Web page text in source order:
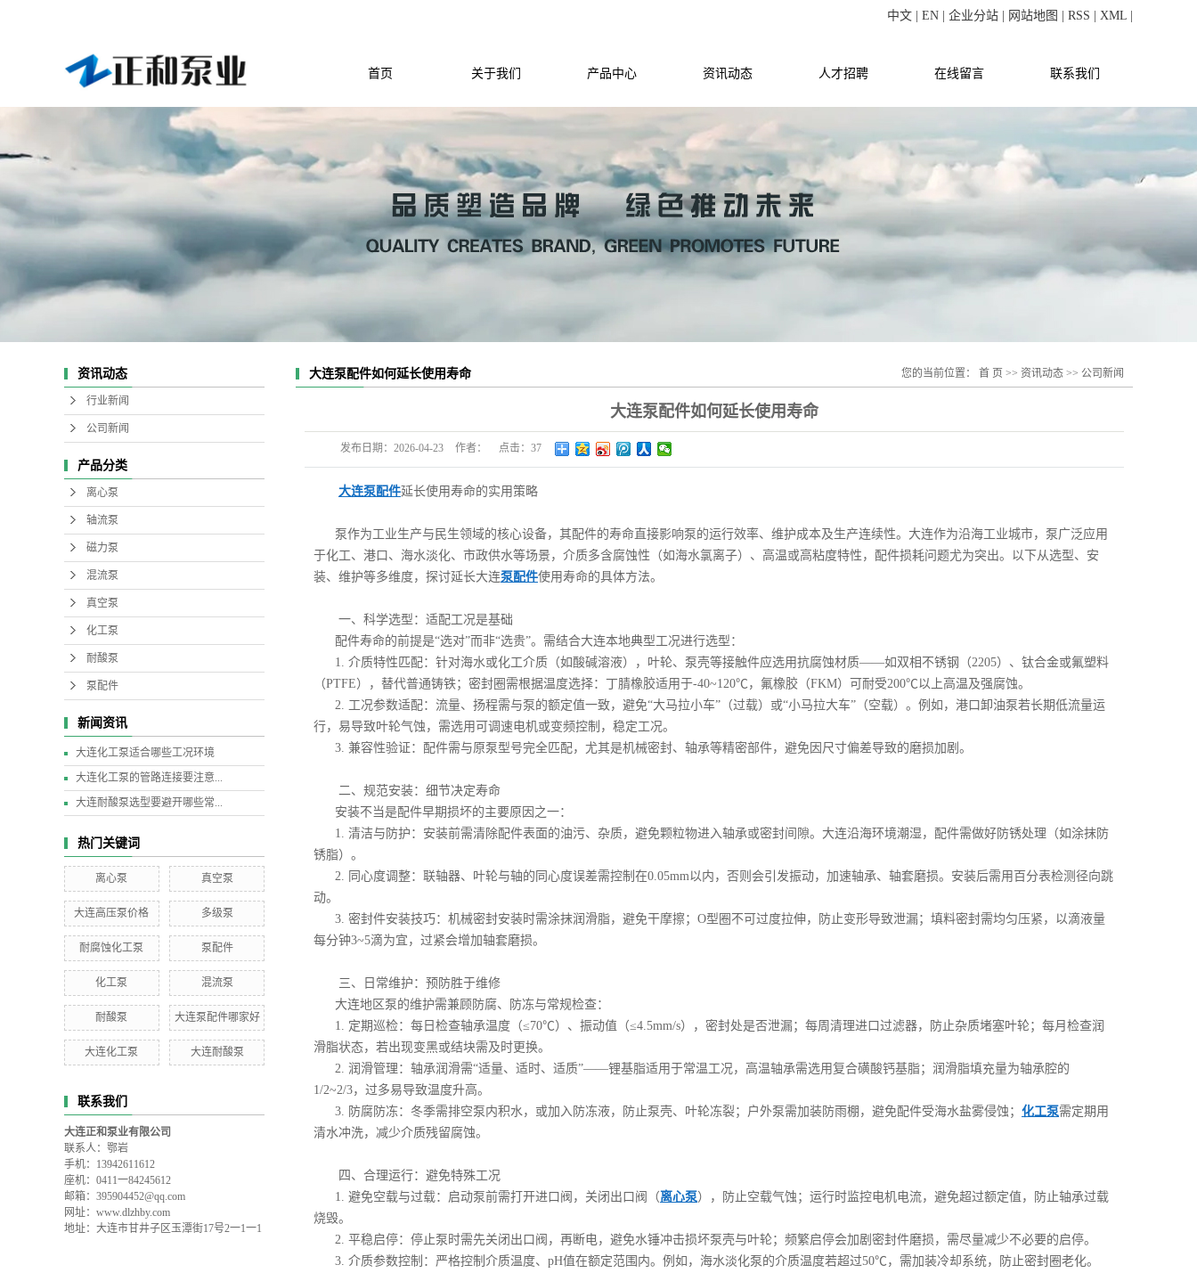
中文 EN 企业分站 网站地图 RSS XML
首页 关于我们 产品中心 资讯动态 人才招聘 在线留言 联系我们
资讯动态
行业新闻
公司新闻
产品分类
离心泵
轴流泵
磁力泵
混流泵
真空泵
化工泵
耐酸泵
泵配件
新闻资讯
大连化工泵适合哪些工况环境
大连化工泵的管路连接要注意...
大连耐酸泵选型要避开哪些常...
热门关键词
离心泵 真空泵
大连高压泵价格 多级泵
耐腐蚀化工泵 泵配件
化工泵 混流泵
耐酸泵 大连泵配件哪家好
大连化工泵 大连耐酸泵
联系我们
大连正和泵业有限公司
联系人：鄂岩
手机：13942611612
座机：0411一84245612
邮箱：395904452@qq.com
网址：www.dlzhby.com
地址：大连市甘井子区玉潭街17号2一1一1
大连泵配件如何延长使用寿命 您的当前位置： 首 页 >> 资讯动态 >> 公司新闻
大连泵配件如何延长使用寿命
发布日期： 2026-04-23 作者： 点击： 37
大连泵配件延长使用寿命的实用策略
泵作为工业生产与民生领域的核心设备，其配件的寿命直接影响泵的运行效率、维护成本及生产连续性。大连作为沿海工业城市，泵广泛应用
于化工、港口、海水淡化、市政供水等场景，介质多含腐蚀性（如海水氯离子）、高温或高粘度特性，配件损耗问题尤为突出。以下从选型、安
装、维护等多维度，探讨延长大连泵配件使用寿命的具体方法。
一、科学选型：适配工况是基础
配件寿命的前提是“选对”而非“选贵”。需结合大连本地典型工况进行选型：
1. 介质特性匹配：针对海水或化工介质（如酸碱溶液），叶轮、泵壳等接触件应选用抗腐蚀材质——如双相不锈钢（2205）、钛合金或氟塑料
（PTFE），替代普通铸铁；密封圈需根据温度选择：丁腈橡胶适用于-40~120℃，氟橡胶（FKM）可耐受200℃以上高温及强腐蚀。
2. 工况参数适配：流量、扬程需与泵的额定值一致，避免“大马拉小车”（过载）或“小马拉大车”（空载）。例如，港口卸油泵若长期低流量运
行，易导致叶轮气蚀，需选用可调速电机或变频控制，稳定工况。
3. 兼容性验证：配件需与原泵型号完全匹配，尤其是机械密封、轴承等精密部件，避免因尺寸偏差导致的磨损加剧。
二、规范安装：细节决定寿命
安装不当是配件早期损坏的主要原因之一：
1. 清洁与防护：安装前需清除配件表面的油污、杂质，避免颗粒物进入轴承或密封间隙。大连沿海环境潮湿，配件需做好防锈处理（如涂抹防
锈脂）。
2. 同心度调整：联轴器、叶轮与轴的同心度误差需控制在0.05mm以内，否则会引发振动，加速轴承、轴套磨损。安装后需用百分表检测径向跳
动。
3. 密封件安装技巧：机械密封安装时需涂抹润滑脂，避免干摩擦；O型圈不可过度拉伸，防止变形导致泄漏；填料密封需均匀压紧，以滴液量
每分钟3~5滴为宜，过紧会增加轴套磨损。
三、日常维护：预防胜于维修
大连地区泵的维护需兼顾防腐、防冻与常规检查：
1. 定期巡检：每日检查轴承温度（≤70℃）、振动值（≤4.5mm/s），密封处是否泄漏；每周清理进口过滤器，防止杂质堵塞叶轮；每月检查润
滑脂状态，若出现变黑或结块需及时更换。
2. 润滑管理：轴承润滑需“适量、适时、适质”——锂基脂适用于常温工况，高温轴承需选用复合磺酸钙基脂；润滑脂填充量为轴承腔的
1/2~2/3，过多易导致温度升高。
3. 防腐防冻：冬季需排空泵内积水，或加入防冻液，防止泵壳、叶轮冻裂；户外泵需加装防雨棚，避免配件受海水盐雾侵蚀； 化工泵需定期用
清水冲洗，减少介质残留腐蚀。
四、合理运行：避免特殊工况
1. 避免空载与过载：启动泵前需打开进口阀，关闭出口阀（离心泵），防止空载气蚀；运行时监控电机电流，避免超过额定值，防止轴承过载
烧毁。
2. 平稳启停：停止泵时需先关闭出口阀，再断电，避免水锤冲击损坏泵壳与叶轮；频繁启停会加剧密封件磨损，需尽量减少不必要的启停。
3. 介质参数控制：严格控制介质温度、pH值在额定范围内。例如，海水淡化泵的介质温度若超过50℃，需加装冷却系统，防止密封圈老化。